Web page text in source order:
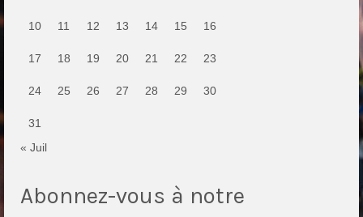
10 11 12 13 14 15 16
17 18 19 20 21 22 23
24 25 26 27 28 29 30
31
« Juil
Abonnez-vous à notre